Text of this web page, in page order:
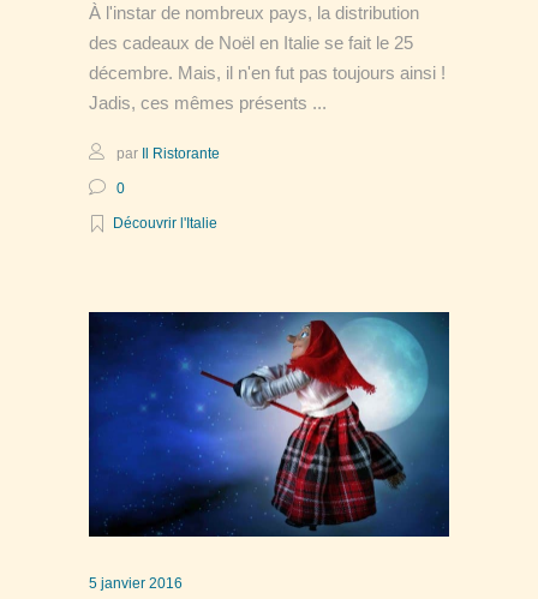
À l'instar de nombreux pays, la distribution
des cadeaux de Noël en Italie se fait le 25
décembre. Mais, il n'en fut pas toujours ainsi !
Jadis, ces mêmes présents
par Il Ristorante
0
Découvrir l'Italie
5 janvier 2016